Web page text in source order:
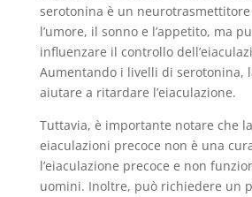
serotonina è un neurotrasmettitore
l’umore, il sonno e l’appetito, ma
influenzare il controllo
Aumentando i livelli di serotonina,
aiutare a ritardare l’eiaculazione.
Tuttavia, è importante notare che
eiaculazioni precoce non è una
l’eiaculazione precoce e non
uomini. Inoltre, può richiedere un